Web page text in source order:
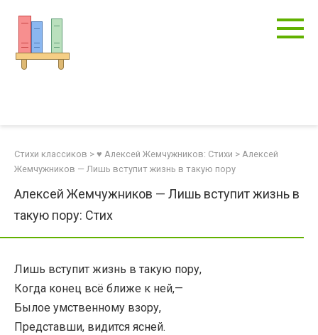
контенту
Стихи классиков > ♥ Алексей Жемчужников: Стихи > Алексей
Жемчужников — Лишь вступит жизнь в такую пору
Алексей Жемчужников — Лишь вступит жизнь в
такую пору: Стих
Лишь вступит жизнь в такую пору,
Когда конец всё ближе к ней,—
Былое умственному взору,
Представши, видится ясней.